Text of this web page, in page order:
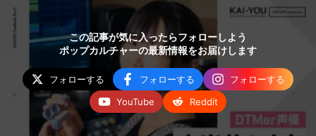
この記事が気に入ったらフォローしよう
ポップカルチャーの最新情報をお届けします
フォローする フォローする
フォローする
YouTube
Reddit